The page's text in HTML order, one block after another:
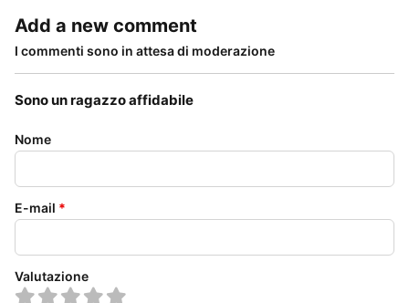
Add a new comment
I commenti sono in attesa di moderazione
Sono un ragazzo affidabile
Nome
E-mail *
Valutazione